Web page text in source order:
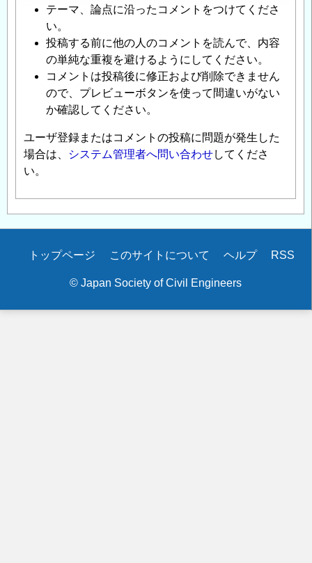
テーマ、論点に沿ったコメントをつけてくださ
い。
投稿する前に他の人のコメントを読んで、内容
の単純な重複を避けるようにしてください。
コメントは投稿後に修正および削除できません
ので、プレビューボタンを使って間違いがない
か確認してください。
ユーザ登録またはコメントの投稿に問題が発生した
場合は、
システム管理者へ問い合わせしてくださ
い。
Secondary
トップページ このサイトについて ヘルプ RSS
© Japan Society of Civil Engineers